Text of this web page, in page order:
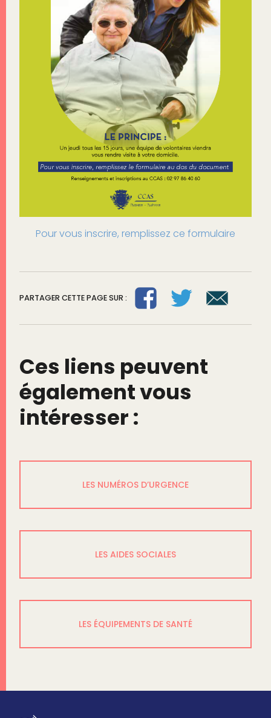
Pour vous inscrire, remplissez ce formulaire
PARTAGER CETTE PAGE SUR :
Ces liens peuvent
également vous
intéresser :
LES NUMÉROS D’URGENCE
LES AIDES SOCIALES
LES ÉQUIPEMENTS DE SANTÉ